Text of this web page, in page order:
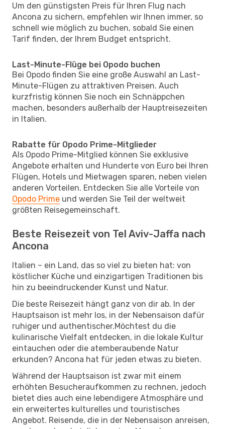
Um den günstigsten Preis für Ihren Flug nach
Ancona zu sichern, empfehlen wir Ihnen immer, so
schnell wie möglich zu buchen, sobald Sie einen
Tarif finden, der Ihrem Budget entspricht.
Last-Minute-Flüge bei Opodo buchen
Bei Opodo finden Sie eine große Auswahl an Last-
Minute-Flügen zu attraktiven Preisen. Auch
kurzfristig können Sie noch ein Schnäppchen
machen, besonders außerhalb der Hauptreisezeiten
in Italien.
Rabatte für Opodo Prime-Mitglieder
Als Opodo Prime-Mitglied können Sie exklusive
Angebote erhalten und Hunderte von Euro bei Ihren
Flügen, Hotels und Mietwagen sparen, neben vielen
anderen Vorteilen. Entdecken Sie alle Vorteile von
Opodo Prime und werden Sie Teil der weltweit
größten Reisegemeinschaft.
Beste Reisezeit von Tel Aviv-Jaffa nach
Ancona
Italien – ein Land, das so viel zu bieten hat: von
köstlicher Küche und einzigartigen Traditionen bis
hin zu beeindruckender Kunst und Natur.
Die beste Reisezeit hängt ganz von dir ab. In der
Hauptsaison ist mehr los, in der Nebensaison dafür
ruhiger und authentischer.Möchtest du die
kulinarische Vielfalt entdecken, in die lokale Kultur
eintauchen oder die atemberaubende Natur
erkunden? Ancona hat für jeden etwas zu bieten.
Während der Hauptsaison ist zwar mit einem
erhöhten Besucheraufkommen zu rechnen, jedoch
bietet dies auch eine lebendigere Atmosphäre und
ein erweitertes kulturelles und touristisches
Angebot. Reisende, die in der Nebensaison anreisen,